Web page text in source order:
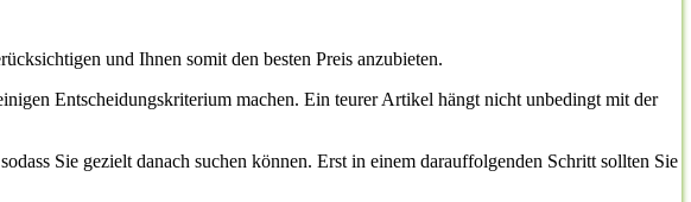
und Ihnen somit den besten Preis anzubieten.
Entscheidungskriterium machen. Ein teurer Artikel hängt nicht unbedingt mit der
Sie gezielt danach suchen können. Erst in einem darauffolgenden Schritt sollten Sie